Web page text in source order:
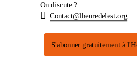
On discute ?
Contact@lheuredelest.org
S'abonner gratuitement à